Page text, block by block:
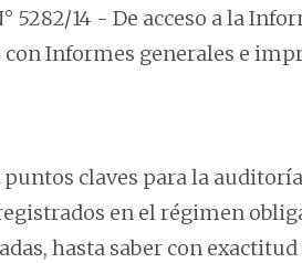
5282/14 - De acceso a la
Informes generales e
claves para la
en el régimen
hasta saber con